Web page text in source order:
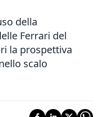
della
Ferrari del
la prospettiva
scalo